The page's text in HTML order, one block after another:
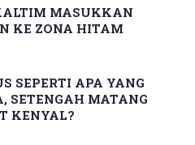
MASUKKAN
KE ZONA HITAM
SEPERTI APA YANG
SETENGAH MATANG
KENYAL?